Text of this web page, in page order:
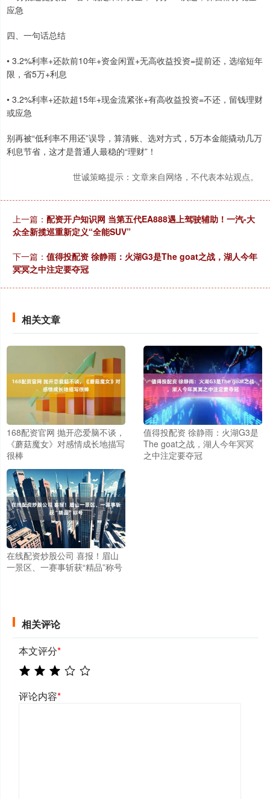
应急
四、一句话总结
• 3.2%利率+还款前10年+资金闲置+无高收益投资=提前还，选缩短年
限，省5万+利息
• 3.2%利率+还款超15年+现金流紧张+有高收益投资=不还，留钱理财
或应急
别再被“低利率不用还”误导，算清账、选对方式，5万本金能撬动几万
利息节省，这才是普通人最稳的“理财”！
世诚策略提示：文章来自网络，不代表本站观点。
上一篇： 配资开户知识网 当第五代EA888遇上驾驶辅助！一汽-大
众全新揽巡重新定义“全能SUV”
下一篇： 值得投配资 徐静雨：火湖G3是The goat之战，湖人今年
冥冥之中注定要夺冠
相关文章
168配资官网 抛开恋爱脑不谈，
《蘑菇魔女》对感情成长地描写
很棒
值得投配资 徐静雨：火湖G3是
The goat之战，湖人今年冥冥
之中注定要夺冠
在线配资炒股公司 喜报！眉山
一景区、一赛事斩获“精品”称号
相关评论
本文评分*
评论内容*